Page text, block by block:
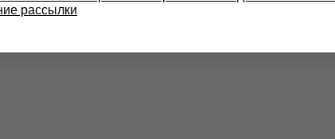
рассылки